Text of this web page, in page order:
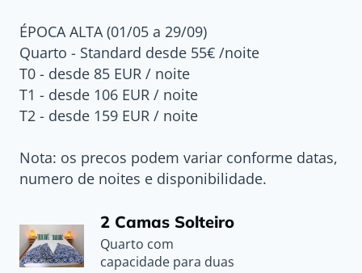
ÉPOCA ALTA (01/05 a 29/09)
Quarto - Standard desde 55€ /noite
T0 - desde 85 EUR / noite
T1 - desde 106 EUR / noite
T2 - desde 159 EUR / noite
Nota: os precos podem variar conforme datas,
numero de noites e disponibilidade.
2 Camas Solteiro
Quarto com
capacidade para duas